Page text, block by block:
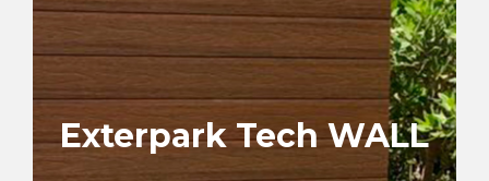
Exterpark Tech WALL
La mejor instalación para fachadas y
techos
6 colores WPC
Ver colección